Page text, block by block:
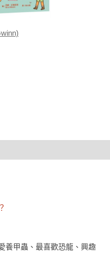
養甲蟲、最喜歡恐龍、興趣